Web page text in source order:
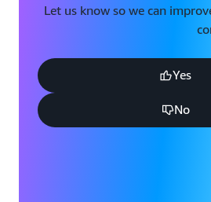
Let us know so we can
Yes
No